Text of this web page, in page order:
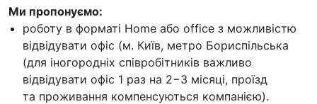
Ми пропонуємо:
роботу в форматі Home або office з можливістю
відвідувати офіс (м. Київ, метро Бориспільська
(для іногородніх співробітників важливо
відвідувати офіс 1 раз на 2−3 місяці, проїзд
та проживання компенсуються компанією).